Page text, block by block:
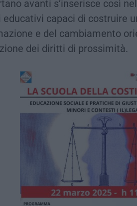
avanti s’inserisce così
educativi capaci di costruire
e del cambiamento
dei diritti di prossimità.